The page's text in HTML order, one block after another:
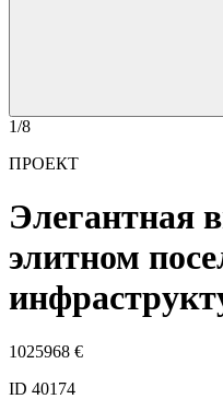
1/8
ПРОЕКТ
Элегантная
элитном
1025968 €
ID 40174